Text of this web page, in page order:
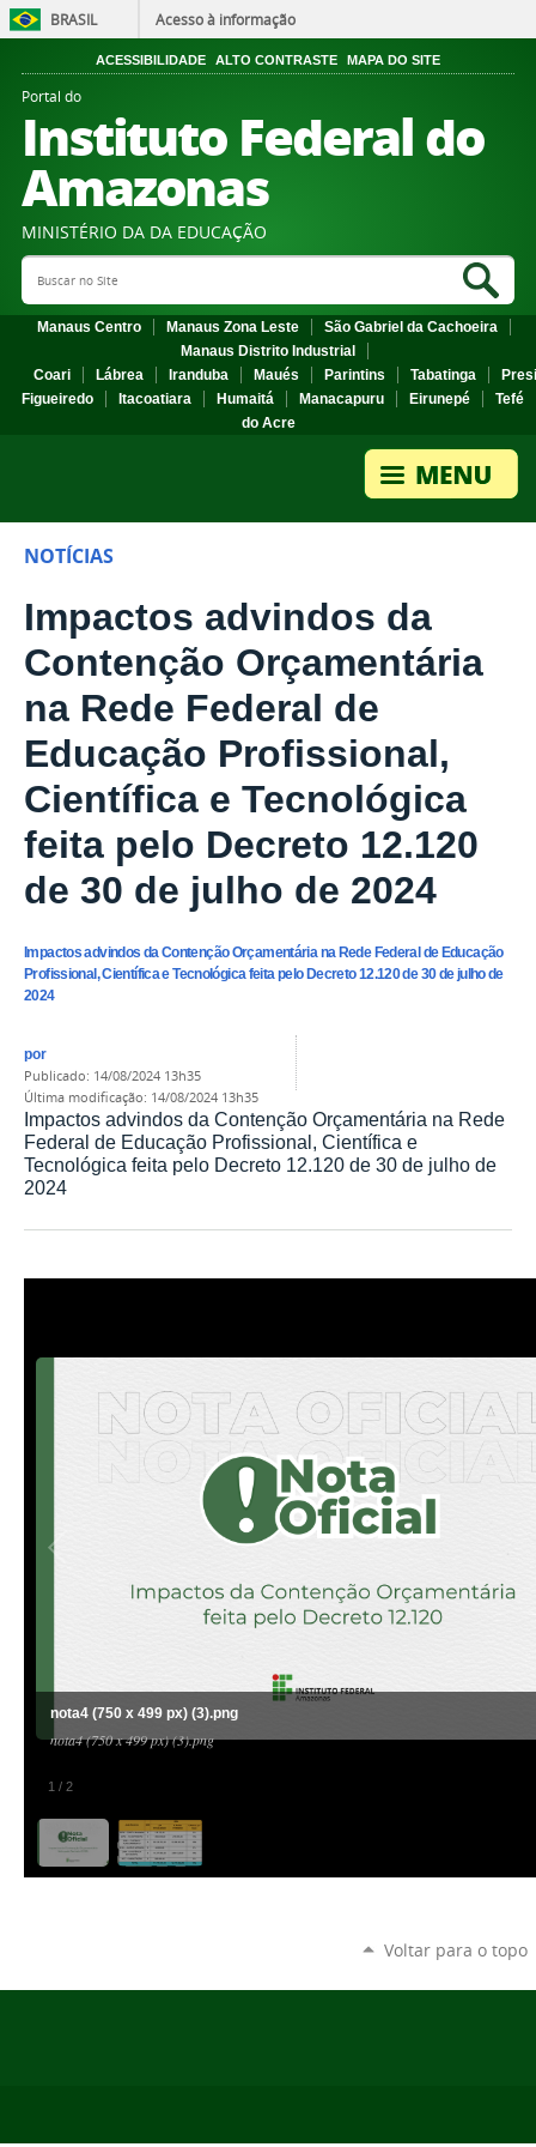
BRASIL Acesso à informação
ACESSIBILIDADE ALTO CONTRASTE MAPA DO SITE
Portal do
Instituto Federal do
Amazonas
MINISTÉRIO DA DA EDUCAÇÃO
Search Site
Manaus Centro Manaus Zona Leste
São Gabriel da Cachoeira
Manaus Distrito Industrial
Coari
Lábrea Iranduba Maués Parintins Tabatinga
Figueiredo
Itacoatiara Humaitá Manacapuru Eirunepé
Tefé
do Acre
NOTÍCIAS
Impactos advindos da
Contenção Orçamentária
na Rede Federal de
Educação Profissional,
Científica e Tecnológica
feita pelo Decreto 12.120
de 30 de julho de 2024
Impactos advindos da Contenção Orçamentária na Rede Federal de Educação
Profissional, Científica e Tecnológica feita pelo Decreto 12.120 de 30 de julho de
2024
por
publicado: 14/08/2024 13h35
última modificação: 14/08/2024 13h35
Impactos advindos da Contenção Orçamentária na Rede
Federal de Educação Profissional, Científica e
Tecnológica feita pelo Decreto 12.120 de 30 de julho de
2024
1 / 2
nota4 (750 x 499 px) (3).png
nota4 (750 x 499 px) (3).png
Voltar para o topo